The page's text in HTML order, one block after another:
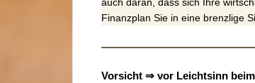
Finanzplan Sie in eine brenzlige
Vorsicht ⇒ vor Leichtsinn